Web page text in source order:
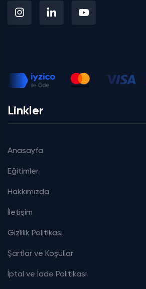
Linkler
Anasayfa
Eğitimler
Hakkımızda
İletişim
Gizlilik Politikası
Şartlar ve Koşullar
İptal ve İade Politikası